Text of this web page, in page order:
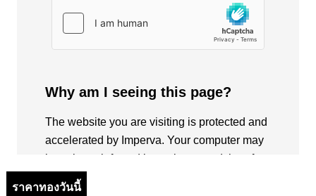
ราคาทองวันนี้